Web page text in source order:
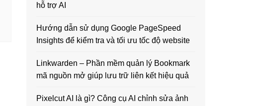
hỗ trợ AI
Hướng dẫn sử dụng Google PageSpeed
Insights để kiểm tra và tối ưu tốc độ website
Linkwarden – Phần mềm quản lý Bookmark
mã nguồn mở giúp lưu trữ liên kết hiệu quả
Pixelcut AI là gì? Công cụ AI chỉnh sửa ảnh